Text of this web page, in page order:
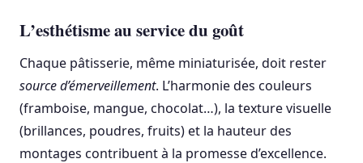
L’esthétisme au service du goût
Chaque pâtisserie, même miniaturisée, doit rester
source d’émerveillement. L’harmonie des couleurs
(framboise, mangue, chocolat…), la texture visuelle
(brillances, poudres, fruits) et la hauteur des
montages contribuent à la promesse d’excellence.